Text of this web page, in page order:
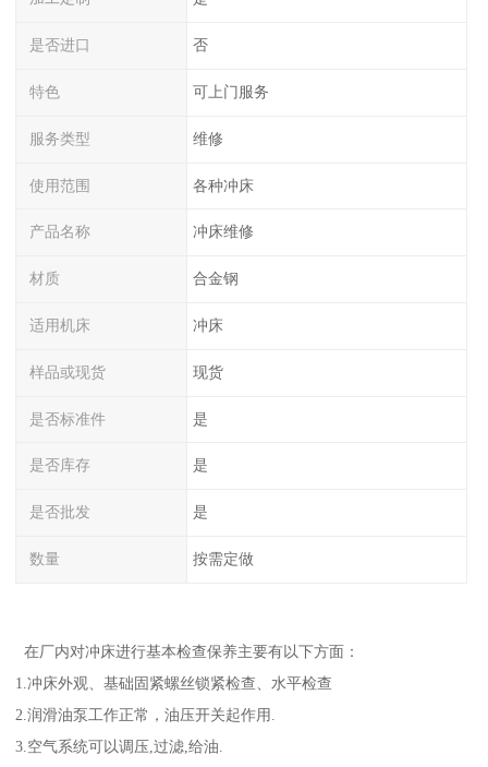
是否进口 否
特色 可上门服务
服务类型 维修
使用范围 各种冲床
产品名称 冲床维修
材质 合金钢
适用机床 冲床
样品或现货 现货
是否标准件 是
是否库存 是
是否批发 是
数量 按需定做
在厂内对冲床进行基本检查保养主要有以下方面：
1.冲床外观、基础固紧螺丝锁紧检查、水平检查
2.润滑油泵工作正常，油压开关起作用.
3.空气系统可以调压,过滤,给油.